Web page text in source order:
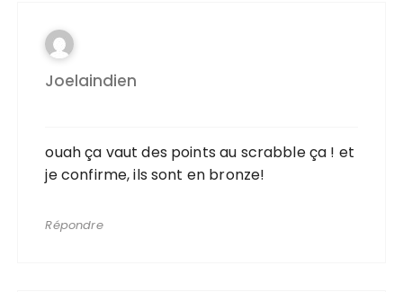
Joelaindien
ouah ça vaut des points au scrabble ça ! et
je confirme, ils sont en bronze!
Répondre